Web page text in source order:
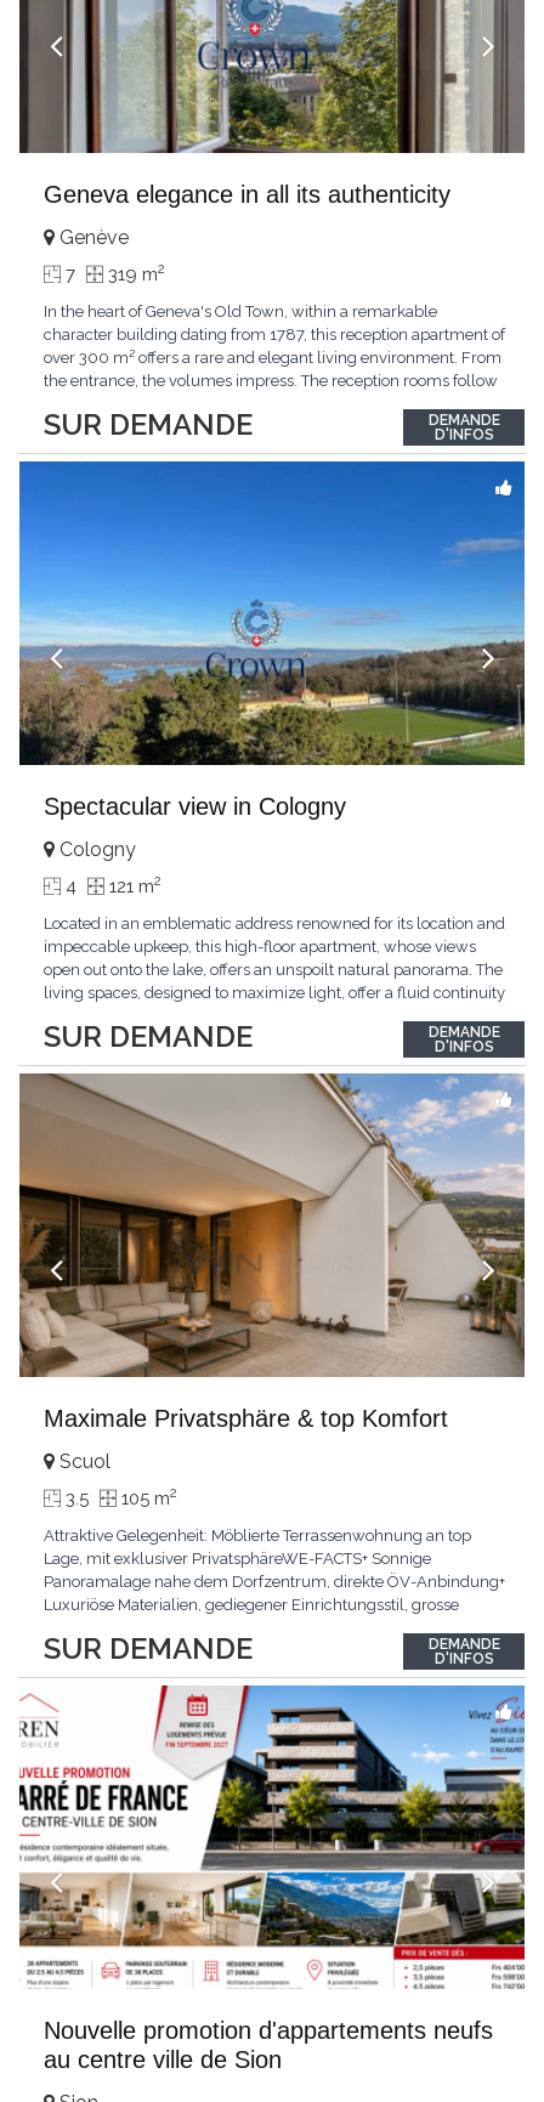
Geneva elegance in all its authenticity
SUR DEMANDE
Genève
7 319 m2
In the heart of Geneva's Old Town, within a remarkable
character building dating from 1787, this reception apartment of
over 300 m² offers a rare and elegant living environment. From
the entrance, the volumes impress. The reception rooms follow
period architecture. High ceilings, finely crafted stuccoes,
moldings, woodwork, old fireplaces,...
DEMANDE
D'INFOS
Spectacular view in Cologny
SUR DEMANDE
Cologny
4 121 m2
Located in an emblematic address renowned for its location and
impeccable upkeep, this high-floor apartment, whose views
open out onto the lake, offers an unspoilt natural panorama. The
living spaces, designed to maximize light, offer a fluid continuity
comprises two bedrooms, each with its own bathroom,
guaranteeing comfort and privacy. Private...
DEMANDE
D'INFOS
Maximale Privatsphäre & top Komfort
SUR DEMANDE
Scuol
3.5 105 m2
Attraktive Gelegenheit: Möblierte Terrassenwohnung an top
Lage, mit exklusiver PrivatsphäreWE-FACTS+ Sonnige
Panoramalage nahe dem Dorfzentrum, direkte ÖV-Anbindung+
Luxuriöse Materialien, gediegener Einrichtungsstil, grosse
gemeinschaftliche WaschküchePasst für:Geniesser von
Weitblick und gehobenem WohnkomfortDie Wohnung wird
hochwertig
DEMANDE
D'INFOS
Nouvelle promotion d'appartements neufs
au centre ville de Sion